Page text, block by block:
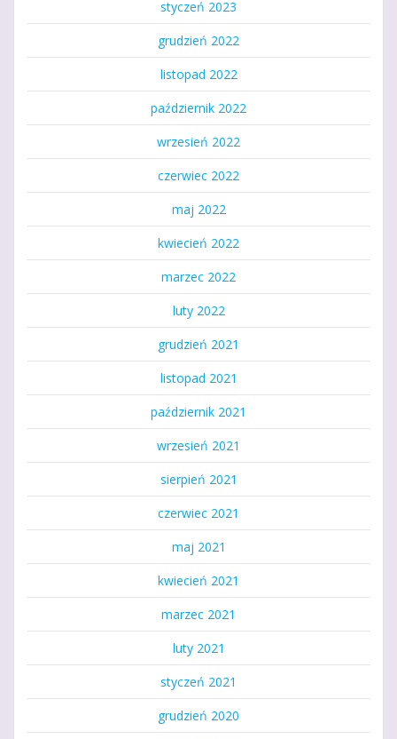
styczeń 2023
grudzień 2022
listopad 2022
październik 2022
wrzesień 2022
czerwiec 2022
maj 2022
kwiecień 2022
marzec 2022
luty 2022
grudzień 2021
listopad 2021
październik 2021
wrzesień 2021
sierpień 2021
czerwiec 2021
maj 2021
kwiecień 2021
marzec 2021
luty 2021
styczeń 2021
grudzień 2020